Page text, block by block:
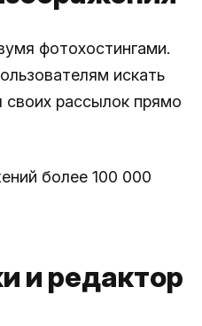
фотохостингами.
искать
рассылок прямо
более 100 000
и редактор